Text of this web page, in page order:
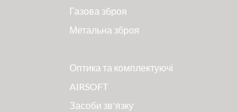
Газова зброя
Метальна зброя
Оптика та комплектуючі
AIRSOFT
Засоби зв'язку